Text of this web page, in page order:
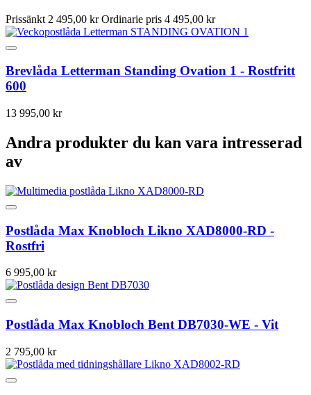
Prissänkt 2 495,00 kr Ordinarie pris 4 495,00 kr
Brevlåda Letterman Standing Ovation 1 - Rostfritt
600
13 995,00 kr
Andra produkter du kan vara intresserad
av
Postlåda Max Knobloch Likno XAD8000-RD -
Rostfri
6 995,00 kr
Postlåda Max Knobloch Bent DB7030-WE - Vit
2 795,00 kr